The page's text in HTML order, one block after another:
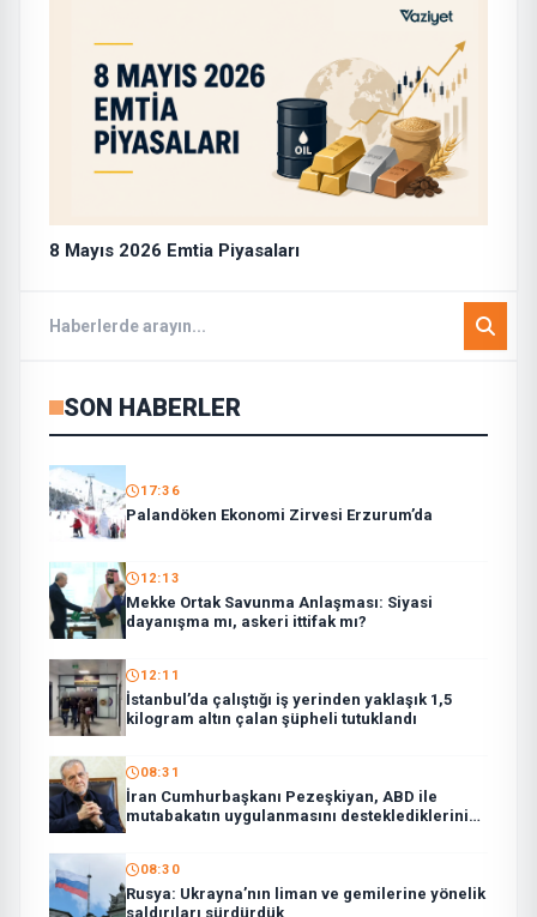
8 Mayıs 2026 Emtia Piyasaları
SON HABERLER
17:36
Palandöken Ekonomi Zirvesi Erzurum’da
12:13
Mekke Ortak Savunma Anlaşması: Siyasi
dayanışma mı, askeri ittifak mı?
12:11
İstanbul’da çalıştığı iş yerinden yaklaşık 1,5
kilogram altın çalan şüpheli tutuklandı
08:31
İran Cumhurbaşkanı Pezeşkiyan, ABD ile
mutabakatın uygulanmasını desteklediklerini
08:30
Rusya: Ukrayna’nın liman ve gemilerine yönelik
saldırıları sürdürdük